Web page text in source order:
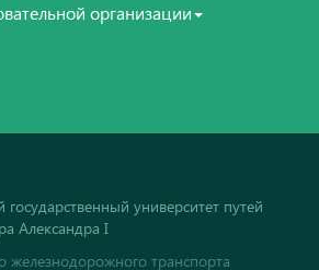
организации
университет путей
Александра I
железнодорожного транспорта